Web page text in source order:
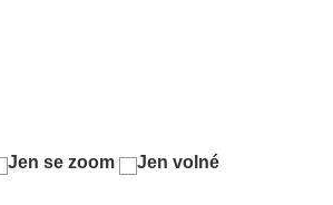
Jen se zoom
Jen volné